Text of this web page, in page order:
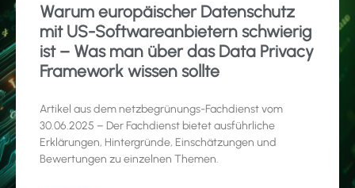
Warum europäischer Datenschutz
mit US-Softwareanbietern schwierig
ist – Was man über das Data Privacy
Framework wissen sollte
Artikel aus dem netzbegrünungs-Fachdienst vom
30.06.2025 – Der Fachdienst bietet ausführliche
Erklärungen, Hintergründe, Einschätzungen und
Bewertungen zu einzelnen Themen.